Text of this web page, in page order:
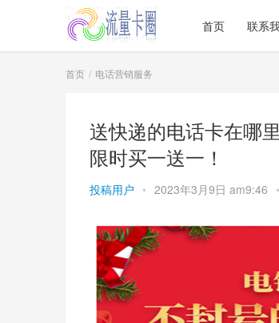
首页 联系
首页 电话营销服务
送快递的电话卡在哪
限时买一送一！
投稿用户 • 2023年3月9日 am9:46 •